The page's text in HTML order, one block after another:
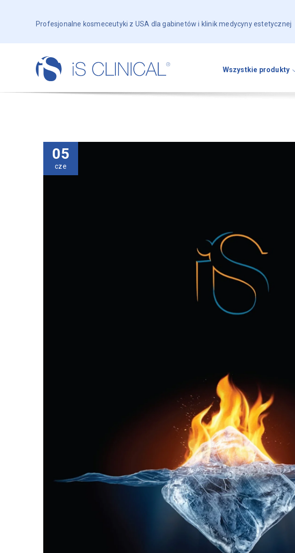
Profesjonalne kosmeceutyki z USA dla gabinetów i klinik medycyny estetycznej
Wszystkie produkty
05
cze